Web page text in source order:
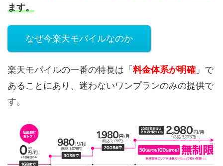
ます。
なぜ今楽天モバイルなのか
楽天モバイルの一番の特長は「 料金体系が明確 」で
あることにあり、迷わないワンプランのみの提供で
す。